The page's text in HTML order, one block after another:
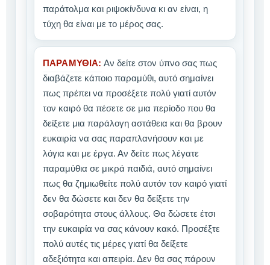
παράτολμα και ριψοκίνδυνα κι αν είναι, η
τύχη θα είναι με το μέρος σας.
ΠΑΡΑΜΥΘΙΑ: Αν δείτε στον ύπνο σας πως
διαβάζετε κάποιο παραμύθι, αυτό σημαίνει
πως πρέπει να προσέξετε πολύ γιατί αυτόν
τον καιρό θα πέσετε σε μια περίοδο που θα
δείξετε μια παράλογη αστάθεια και θα βρουν
ευκαιρία να σας παραπλανήσουν και με
λόγια και με έργα. Αν δείτε πως λέγατε
παραμύθια σε μικρά παιδιά, αυτό σημαίνει
πως θα ζημιωθείτε πολύ αυτόν τον καιρό γιατί
δεν θα δώσετε και δεν θα δείξετε την
σοβαρότητα στους άλλους. Θα δώσετε έτσι
την ευκαιρία να σας κάνουν κακό. Προσέξτε
πολύ αυτές τις μέρες γιατί θα δείξετε
αδεξιότητα και απειρία. Δεν θα σας πάρουν